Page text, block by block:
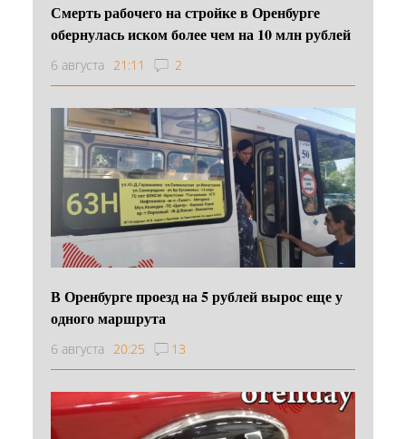
Смерть рабочего на стройке в Оренбурге
обернулась иском более чем на 10 млн рублей
6 августа 21:11 2
В Оренбурге проезд на 5 рублей вырос еще у
одного маршрута
6 августа 20:25 13